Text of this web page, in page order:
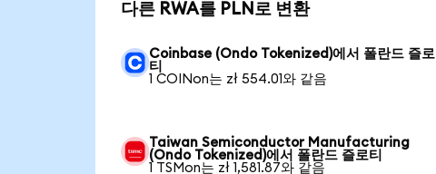
다른 RWA를 PLN로 변환
Coinbase (Ondo Tokenized)에서 폴란드 즐로
티
1 COINon는 zł 554.01와 같음
Taiwan Semiconductor Manufacturing
(Ondo Tokenized)에서 폴란드 즐로티
1 TSMon는 zł 1,581.87와 같음